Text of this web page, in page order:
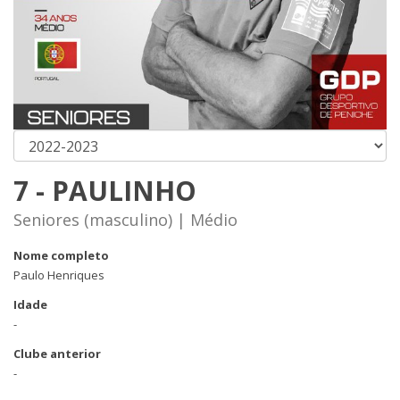
7 - PAULINHO
Seniores (masculino) | Médio
Nome completo
Paulo Henriques
Idade
-
Clube anterior
-